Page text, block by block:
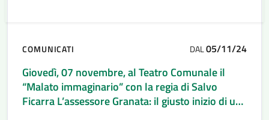
COMUNICATI DAL05/11/24
Giovedì, 07 novembre, al Teatro Comunale il
“Malato immaginario” con la regia di Salvo
Ficarra L’assessore Granata: il giusto inizio di una